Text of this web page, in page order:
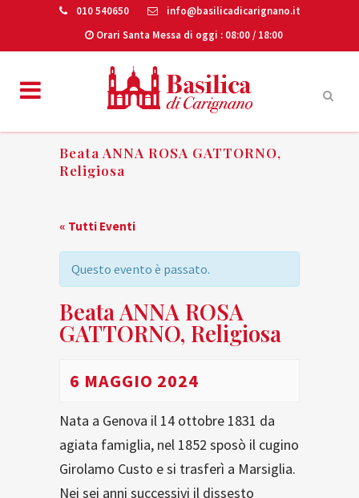
010 540650
info@basilicadicarignano.it
Orari Santa Messa di oggi : 08:00 / 18:00
Beata ANNA ROSA GATTORNO,
Religiosa
« Tutti Eventi
Questo evento è passato.
Beata ANNA ROSA
GATTORNO, Religiosa
6 MAGGIO 2024
Nata a Genova il 14 ottobre 1831 da
agiata famiglia, nel 1852 sposò il cugino
Girolamo Custo e si trasferì a Marsiglia.
Nei sei anni successivi il dissesto